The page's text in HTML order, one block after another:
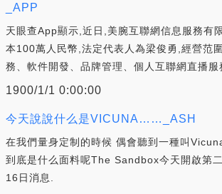
_APP
天眼查App顯示,近日,美腕互聯網信息服務有
本100萬人民幣,法定代表人為梁俊勇,經營范
務、軟件開發、品牌管理、個人互聯網直播服
1900/1/1 0:00:00
今天說說什么是VICUNA……_ASH
在我們量身定制的時候 偶會聽到一種叫
到底是什么面料呢The Sandbox今天開啟第
16日消息.